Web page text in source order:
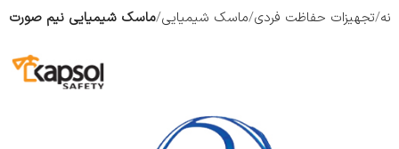
تجهیزات حفاظت فردی ماسک شیمیایی ماسک شیمیایی نیم صورت